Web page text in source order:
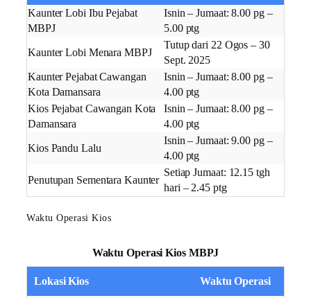
Kaunter Lobi Ibu Pejabat
MBPJ
Isnin – Jumaat: 8.00 pg –
5.00 ptg
Kaunter Lobi Menara MBPJ
Tutup dari 22 Ogos – 30
Sept. 2025
Kaunter Pejabat Cawangan
Kota Damansara
Isnin – Jumaat: 8.00 pg –
4.00 ptg
Kios Pejabat Cawangan Kota
Damansara
Isnin – Jumaat: 8.00 pg –
4.00 ptg
Kios Pandu Lalu
Isnin – Jumaat: 9.00 pg –
4.00 ptg
Penutupan Sementara Kaunter
Setiap Jumaat: 12.15 tgh
hari – 2.45 ptg
Waktu Operasi Kios
Waktu Operasi Kios MBPJ
Lokasi Kios
Waktu Operasi